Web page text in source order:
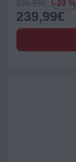
299.99€ -20 %
239,99€